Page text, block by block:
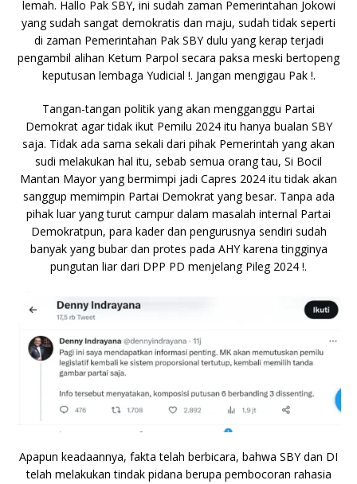
lemah. Hallo Pak SBY, ini sudah zaman Pemerintahan Jokowi
yang sudah sangat demokratis dan maju, sudah tidak seperti
di zaman Pemerintahan Pak SBY dulu yang kerap terjadi
pengambil alihan Ketum Parpol secara paksa meski bertopeng
keputusan lembaga Yudicial !. Jangan mengigau Pak !.
Tangan-tangan politik yang akan mengganggu Partai
Demokrat agar tidak ikut Pemilu 2024 itu hanya bualan SBY
saja. Tidak ada sama sekali dari pihak Pemerintah yang akan
sudi melakukan hal itu, sebab semua orang tau, Si Bocil
Mantan Mayor yang bermimpi jadi Capres 2024 itu tidak akan
sanggup memimpin Partai Demokrat yang besar. Tanpa ada
pihak luar yang turut campur dalam masalah internal Partai
Demokratpun, para kader dan pengurusnya sendiri sudah
banyak yang bubar dan protes pada AHY karena tingginya
pungutan liar dari DPP PD menjelang Pileg 2024 !.
Apapun keadaannya, fakta telah berbicara, bahwa SBY dan DI
telah melakukan tindak pidana berupa pembocoran rahasia